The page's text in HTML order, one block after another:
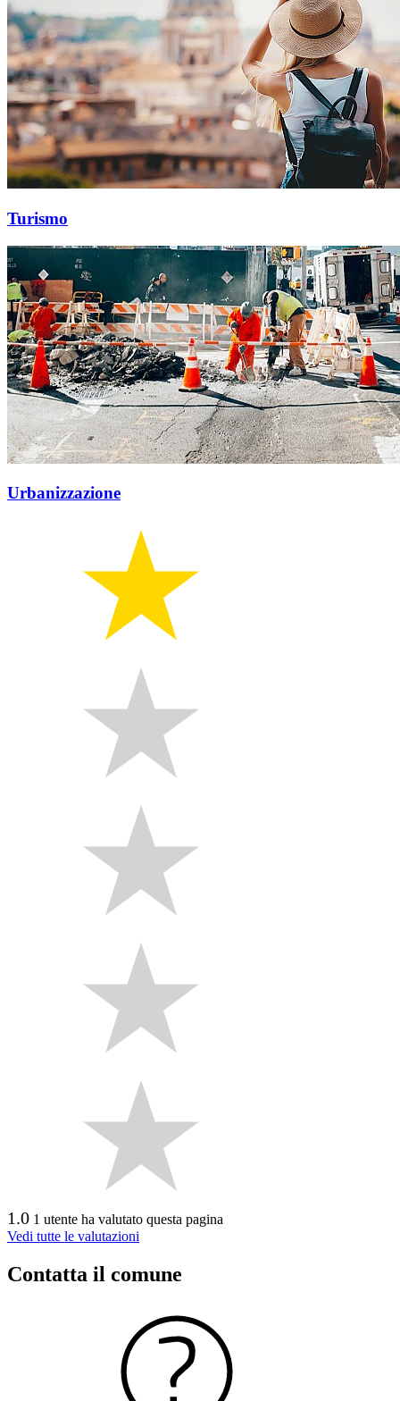
Turismo
Urbanizzazione
1.0 1 utente ha valutato questa pagina
Vedi tutte le valutazioni
Contatta il comune